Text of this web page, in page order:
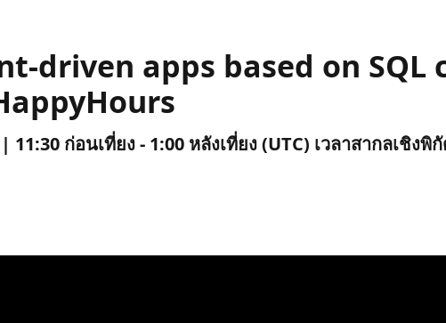
driven apps based on
11:30 ก่อนเที่ยง - 1:00 หลังเที่ยง (UTC) เวลาสากลเชิงพิ